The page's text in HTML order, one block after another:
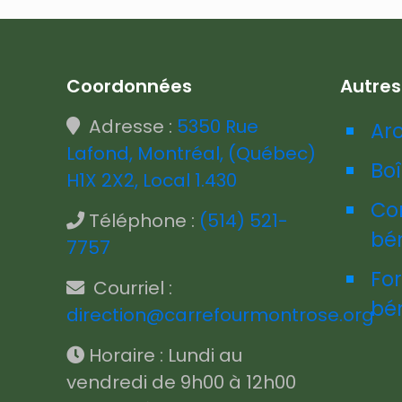
Coordonnées
Adresse : 5350 Rue
Lafond, Montréal, (Québec)
H1X 2X2, Local 1.430
Téléphone : (514) 521-
7757
Courriel :
direction@carrefourmontrose.org
Horaire : Lundi au
vendredi de 9h00 à 12h00